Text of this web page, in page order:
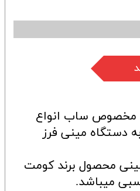
ساب انواع
دستگاه مینی فرز
محصول برند کومت
میباشد.